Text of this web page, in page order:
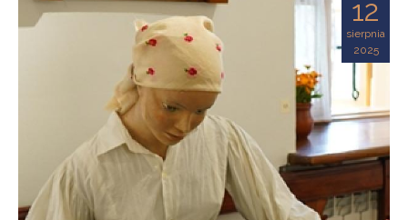
12
sierpnia
2025